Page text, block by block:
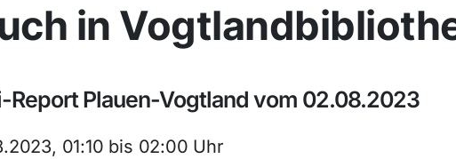
in
Report Plauen-Vogtland vom 02.08.2023
01:10 bis 02:00 Uhr